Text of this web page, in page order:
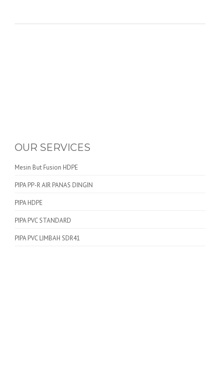
OUR SERVICES
Mesin But Fusion HDPE
PIPA PP-R AIR PANAS DINGIN
PIPA HDPE
PIPA PVC STANDARD
PIPA PVC LIMBAH SDR41